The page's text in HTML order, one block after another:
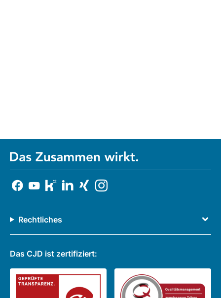
Rechtliches
Das CJD ist zertifiziert: